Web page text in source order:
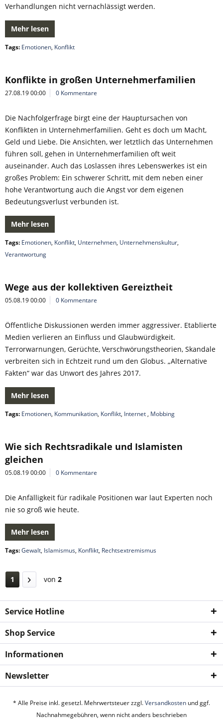
Verhandlungen nicht vernachlässigt werden.
Mehr lesen
Tags: Emotionen, Konflikt
Konflikte in großen Unternehmerfamilien
27.08.19 00:00 0 Kommentare
Die Nachfolgerfrage birgt eine der Hauptursachen von
Konflikten in Unternehmerfamilien. Geht es doch um Macht,
Geld und Liebe. Die Ansichten, wer letztlich das Unternehmen
führen soll, gehen in Unternehmerfamilien oft weit
auseinander. Auch das Loslassen ihres Lebenswerkes ist ein
großes Problem: Ein schwerer Schritt, mit dem neben einer
hohe Verantwortung auch die Angst vor dem eigenen
Bedeutungsverlust verbunden ist.
Mehr lesen
Tags: Emotionen, Konflikt, Unternehmen, Unternehmenskultur,
Verantwortung
Wege aus der kollektiven Gereiztheit
05.08.19 00:00 0 Kommentare
Öffentliche Diskussionen werden immer aggressiver. Etablierte
Medien verlieren an Einfluss und Glaubwürdigkeit.
Terrorwarnungen, Gerüchte, Verschwörungstheorien, Skandale
verbreiten sich in Echtzeit rund um den Globus. „Alternative
Fakten“ war das Unwort des Jahres 2017.
Mehr lesen
Tags: Emotionen, Kommunikation, Konflikt, Internet, Mobbing
Wie sich Rechtsradikale und Islamisten
gleichen
05.08.19 00:00 0 Kommentare
Die Anfälligkeit für radikale Positionen war laut Experten noch
nie so groß wie heute.
Mehr lesen
Tags:Gewalt, Islamismus, Konflikt, Rechtsextremismus
1 von 2
Service Hotline
Shop Service
Informationen
Newsletter
* Alle Preise inkl. gesetzl. Mehrwertsteuer zzgl.Versandkosten und ggf.
Nachnahmegebühren, wenn nicht anders beschrieben